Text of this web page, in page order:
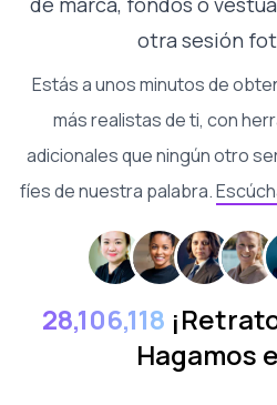
otra sesión
Estás a unos minutos de
más realistas de ti, con
adicionales que ningún otro
fíes de nuestra palabra.
28,106,118
Hagamos